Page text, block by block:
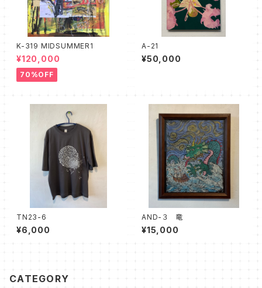
K-319 MIDSUMMER1
¥120,000
70%OFF
A-21
¥50,000
TN23-6
¥6,000
AND-３ 竜
¥15,000
CATEGORY